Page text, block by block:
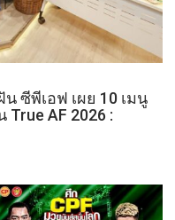
ซีพีเอฟ เผย 10 เมนู
AF 2026 :